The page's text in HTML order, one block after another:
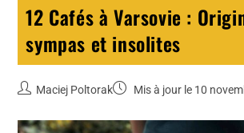
12 Cafés à Varsovie :
sympas et insolites
Maciej Poltorak Mis à jour le 10